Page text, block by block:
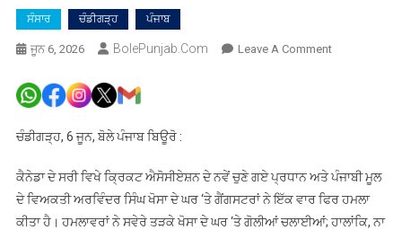
ਸੰਸਾਰ ਚੰਡੀਗੜ੍ਹ ਪੰਜਾਬ
ਜੂਨ 6, 2026 BolePunjab.com Leave A CommentOn
ਨਵੇਂ
ਚੁਣੇ
ਚੰਡੀਗੜ੍ਹ, 6 ਜੂਨ, ਬੋਲੇ ਪੰਜਾਬ ਬਿਊਰੋ :
ਕੈਨੇਡਾ ਦੇ ਸਰੀ ਵਿਖੇ ਕ੍ਰਿਕਟ ਐਸੋਸੀਏਸ਼ਨ ਦੇ ਨਵੇਂ ਚੁਣੇ ਗਏ ਪ੍ਰਧਾਨ ਅਤੇ ਪੰਜਾਬੀ ਮੂਲ
ਦੇ ਵਿਅਕਤੀ ਅਰਵਿੰਦਰ ਸਿੰਘ ਖੋਸਾ ਦੇ ਘਰ ‘ਤੇ ਗੈਂਗਸਟਰਾਂ ਨੇ ਇੱਕ ਵਾਰ ਫਿਰ ਹਮਲਾ
ਕੀਤਾ ਹੈ। ਹਮਲਾਵਰਾਂ ਨੇ ਸਵੇਰੇ ਤੜਕੇ ਖੋਸਾ ਦੇ ਘਰ ‘ਤੇ ਗੋਲੀਆਂ ਚਲਾਈਆਂ; ਹਾਲਾਂਕਿ, ਨਾ